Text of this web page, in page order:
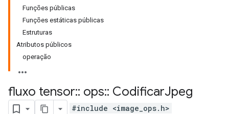
Funções públicas
Funções estáticas públicas
Estruturas
Atributos públicos
operação
fluxo tensor:: ops:: CodificarJpeg
#include <image_ops.h>